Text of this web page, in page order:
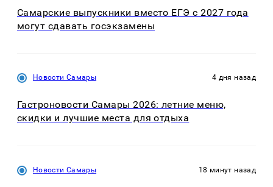
Самарские выпускники вместо ЕГЭ с 2027 года
могут сдавать госэкзамены
Новости Самары 4 дня назад
Гастроновости Самары 2026: летние меню,
скидки и лучшие места для отдыха
Новости Самары 18 минут назад